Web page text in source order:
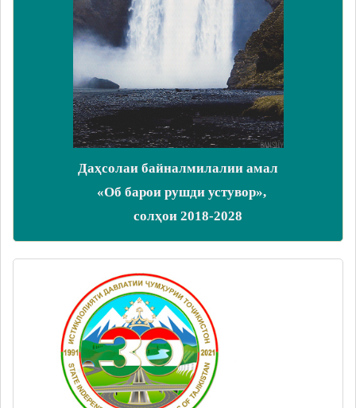
Даҳсолаи байналмилалии амал
«Об барои рушди устувор»,
солҳои 2018-2028